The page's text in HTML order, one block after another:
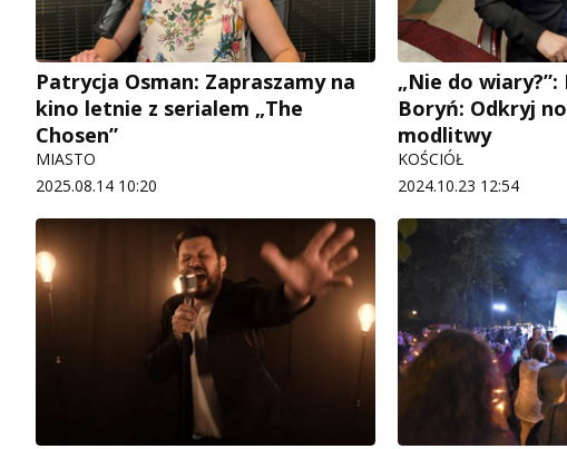
Patrycja Osman: Zapraszamy na
kino letnie z serialem „The
Chosen”
MIASTO
2025.08.14 10:20
„Nie do wiary?”:
Boryń: Odkryj
modlitwy
KOŚCIÓŁ
2024.10.23 12:54